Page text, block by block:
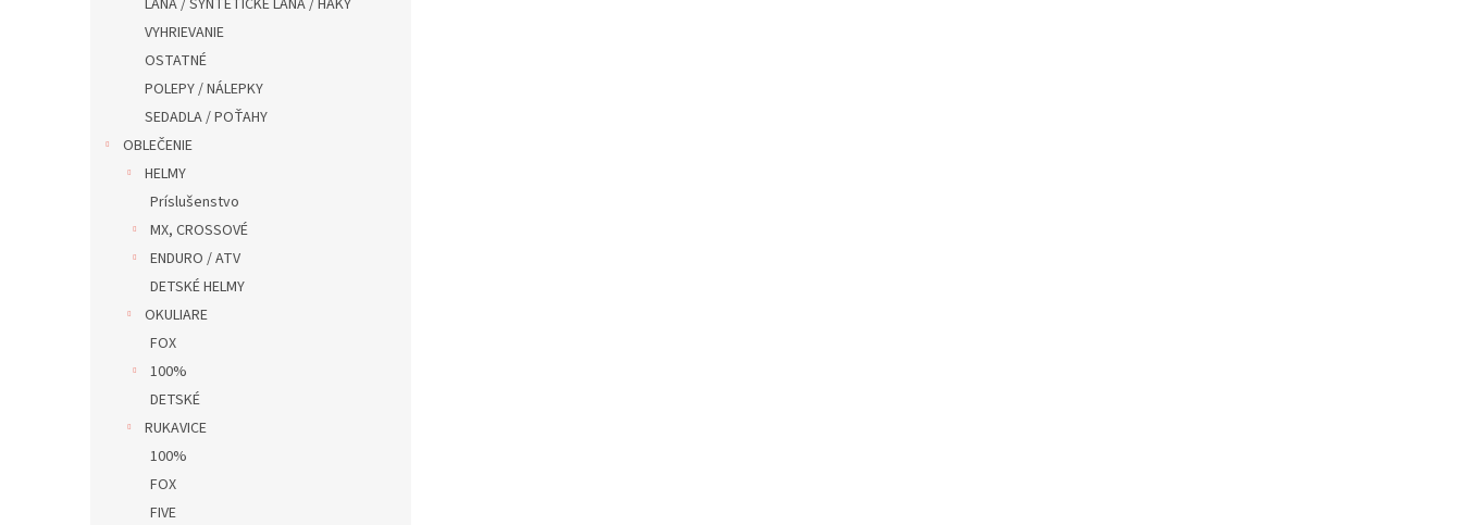
LANA / SYNTETICKÉ LANA / HAKY
VYHRIEVANIE
OSTATNÉ
POLEPY / NÁLEPKY
SEDADLA / POŤAHY
OBLEČENIE
HELMY
Príslušenstvo
MX, CROSSOVÉ
ENDURO / ATV
DETSKÉ HELMY
OKULIARE
FOX
100%
DETSKÉ
RUKAVICE
100%
FOX
FIVE